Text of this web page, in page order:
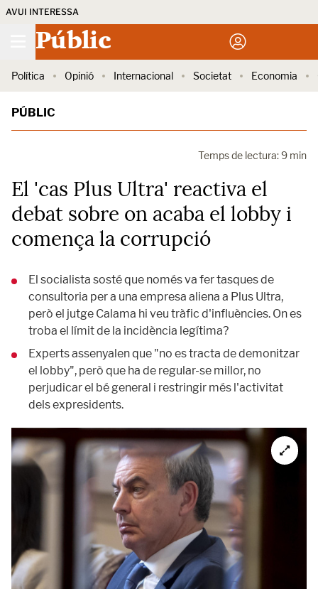
AVUI INTERESSA
Públic
Política Opinió Internacional Societat Economia
PÚBLIC
Temps de lectura: 9 min
El 'cas Plus Ultra' reactiva el
debat sobre on acaba el lobby i
comença la corrupció
El socialista sosté que només va fer tasques de
consultoria per a una empresa aliena a Plus Ultra,
però el jutge Calama hi veu tràfic d'influències. On es
troba el límit de la incidència legítima?
Experts assenyalen que "no es tracta de demonitzar
el lobby", però que ha de regular-se millor, no
perjudicar el bé general i restringir més l'activitat
dels expresidents.